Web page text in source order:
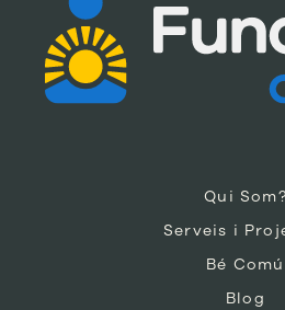
Qui Som?
Serveis i
Bé Comú
Blog